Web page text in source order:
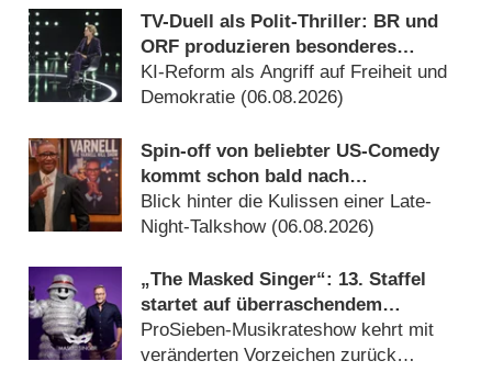
TV-Duell als Polit-Thriller: BR und
ORF produzieren besonderes
Fernseh-Kammerspiel
KI-Reform als Angriff auf Freiheit und
Demokratie (06.08.2026)
Spin-off von beliebter US-Comedy
kommt schon bald nach
Deutschland
Blick hinter die Kulissen einer Late-
Night-Talkshow (06.08.2026)
„The Masked Singer“: 13. Staffel
startet auf überraschendem
Sendeplatz und viel früher als
zuletzt
ProSieben-Musikrateshow kehrt mit
veränderten Vorzeichen zurück